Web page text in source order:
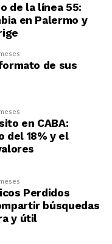
de la línea 55:
en Palermo y
de sus
en CABA:
del 18% y el
Perdidos
búsquedas
y útil